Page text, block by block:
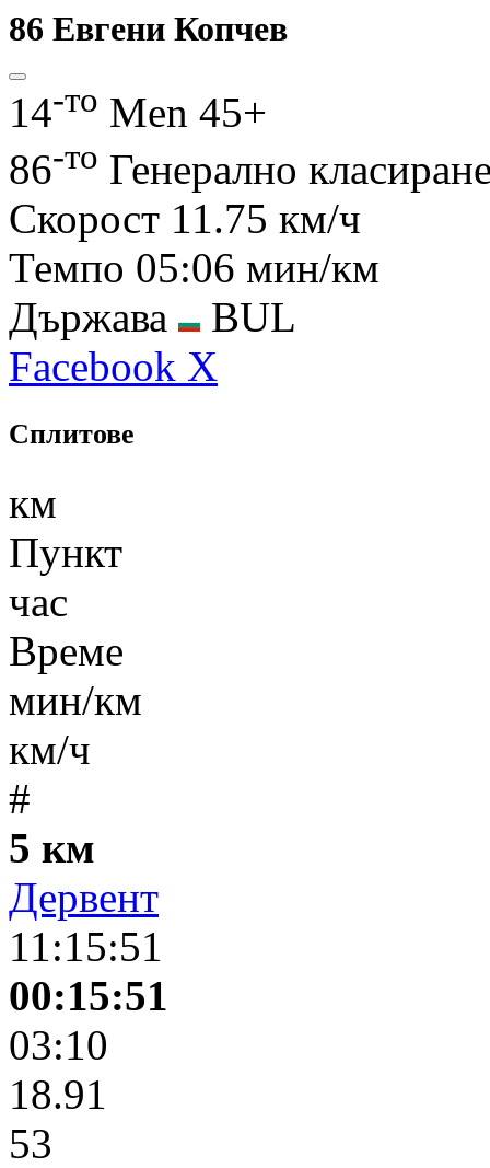
86 Евгени Копчев
14-то Men 45+
86-то Генерално
Скорост 11.75 км/ч
Темпо 05:06 мин/км
Държава
BUL
Facebook X
Сплитове
км
Пункт
час
Време
мин/км
км/ч
#
5 км
Дервент
11:15:51
00:15:51
03:10
18.91
53